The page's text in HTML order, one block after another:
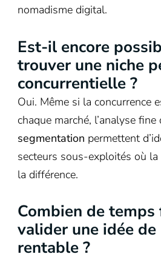
nomadisme digital.
Est-il encore
trouver une niche
concurrentielle ?
Oui. Même si la concurrence
chaque marché, l’analyse
segmentation permettent
secteurs sous-exploités où
la différence.
Combien de
valider une idée de
rentable ?